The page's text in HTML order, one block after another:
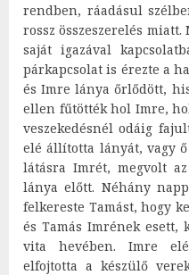
rendben, ráadásul
rossz összeszerelés
saját igazával
párkapcsolat is érezte a
és Imre lánya őrlődött,
ellen fűtötték hol Imre,
veszekedésnél odáig
elé állította lányát, vagy
látásra Imrét, megvolt
lánya előtt. Néhány
felkereste Tamást, hogy
és Tamás Imrének esett,
vita hevében. Imre
elfojtotta a készülő